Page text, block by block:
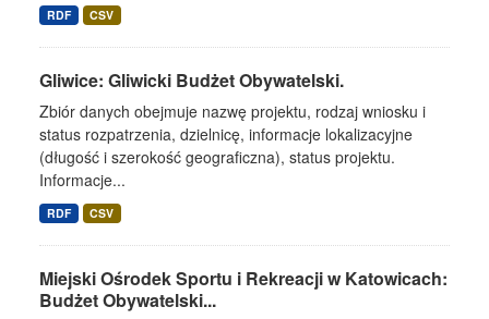
RDF CSV
Gliwice: Gliwicki Budżet Obywatelski.
Zbiór danych obejmuje nazwę projektu, rodzaj wniosku i
status rozpatrzenia, dzielnicę, informacje lokalizacyjne
(długość i szerokość geograficzna), status projektu.
Informacje...
RDF CSV
Miejski Ośrodek Sportu i Rekreacji w Katowicach:
Budżet Obywatelski...